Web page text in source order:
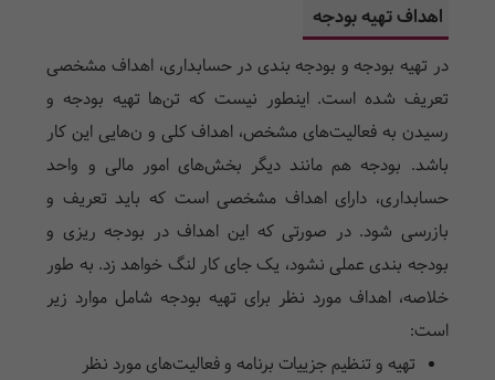
اهداف تهیه بودجه
در تهیه بودجه و بودجه بندی در حسابداری، اهداف مشخصی
تعریف شده است. اینطور نیست که تن‌ها تهیه بودجه و
رسیدن به فعالیت‌های مشخص، اهداف کلی و ن‌هایی این کار
باشد. بودجه هم مانند دیگر بخش‌های امور مالی و واحد
حسابداری، دارای اهداف مشخصی است که باید تعریف و
بازرسی شود. در صورتی که این اهداف در بودجه ریزی و
بودجه بندی عملی نشود، یک جای کار لنگ خواهد زد. به طور
خلاصه، اهداف مورد نظر برای تهیه بودجه شامل موارد زیر
است:
تهیه و تنظیم جزییات برنامه و فعالیت‌های مورد نظر